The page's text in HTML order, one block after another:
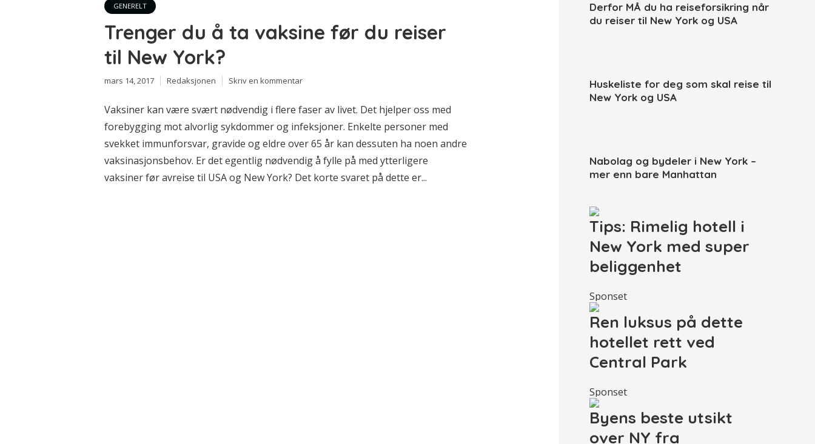
GENERELT
Trenger du å ta vaksine før du reiser
til New York?
mars 14, 2017 Redaksjonen Skriv en kommentar
Vaksiner kan være svært nødvendig i flere faser av livet. Det hjelper oss med
forebygging mot alvorlig sykdommer og infeksjoner. Enkelte personer med
svekket immunforsvar, gravide og eldre over 65 år kan dessuten ha noen andre
vaksinasjonsbehov. Er det egentlig nødvendig å fylle på med ytterligere
vaksiner før avreise til USA og New York? Det korte svaret på dette er...
Derfor MÅ du ha reiseforsikring når
du reiser til New York og USA
Huskeliste for deg som skal reise til
New York og USA
Nabolag og bydeler i New York –
mer enn bare Manhattan
Tips: Rimelig hotell i
New York med super
beliggenhet
Sponset
Ren luksus på dette
hotellet rett ved
Central Park
Sponset
Byens beste utsikt
over NY fra